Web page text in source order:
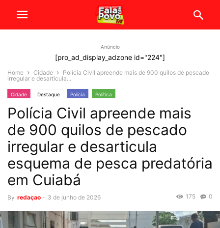
Anúncio
[pro_ad_display_adzone id="224"]
Home Cidade
Polícia Civil apreende mais de 900 quilos de pescado
irregular e desarticula...
Cidade Destaque Polícia Política
Polícia Civil apreende mais
de 900 quilos de pescado
irregular e desarticula
esquema de pesca predatória
em Cuiabá
By redaçao - 3 de junho de 2026 0
175